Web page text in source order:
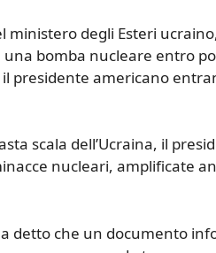
ministero degli Esteri
bomba nucleare entro
il presidente americano
scala dell’Ucraina, il
nucleari, amplificate
detto che un documento